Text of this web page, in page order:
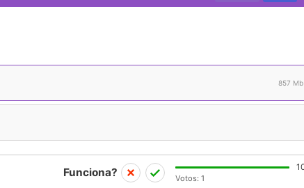
857 Mb
Funciona? Votos: 1